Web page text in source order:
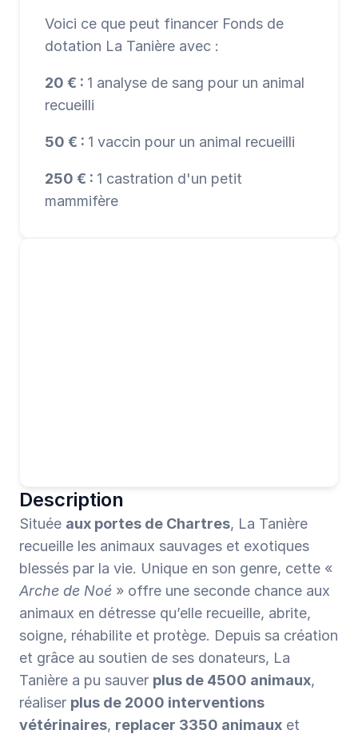
Description
Située aux portes de Chartres, La Tanière
recueille les animaux sauvages et exotiques
blessés par la vie. Unique en son genre, cette «
Arche de Noé » offre une seconde chance aux
animaux en détresse qu’elle recueille, abrite,
soigne, réhabilite et protège. Depuis sa création
et grâce au soutien de ses donateurs, La
Tanière a pu sauver plus de 4500 animaux,
réaliser plus de 2000 interventions
vétérinaires, replacer 3350 animaux et
Voici ce que peut financer Fonds de
dotation La Tanière avec :
20 € : 1 analyse de sang pour un animal
recueilli
50 € : 1 vaccin pour un animal recueilli
250 € : 1 castration d'un petit
mammifère